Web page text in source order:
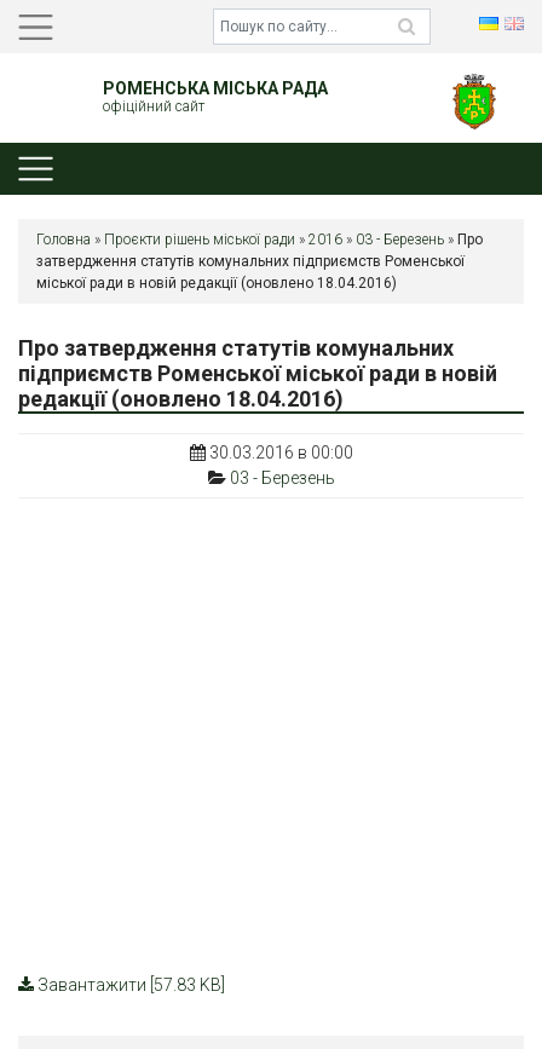
РОМЕНСЬКА МІСЬКА РАДА
офіційний сайт
Головна » Проєкти рішень міської ради » 2016 » 03 - Березень » Про
затвердження статутів комунальних підприємств Роменської
міської ради в новій редакції (оновлено 18.04.2016)
Про затвердження статутів комунальних
підприємств Роменської міської ради в новій
редакції (оновлено 18.04.2016)
30.03.2016 в 00:00
03 - Березень
Завантажити [57.83 KB]